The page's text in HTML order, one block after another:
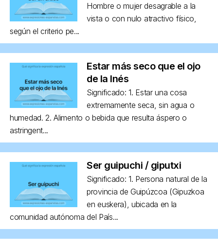
Hombre o mujer desagrable a la
vista o con nulo atractivo físico,
según el criterio pe...
Estar más seco que el ojo
de la Inés
Significado: 1. Estar una cosa
extremamente seca, sin agua o
humedad. 2. Alimento o bebida que resulta áspero o
astringent...
Ser guipuchi / giputxi
Significado: 1. Persona natural de la
provincia de Guipúzcoa (Gipuzkoa
en euskera), ubicada en la
comunidad autónoma del País...